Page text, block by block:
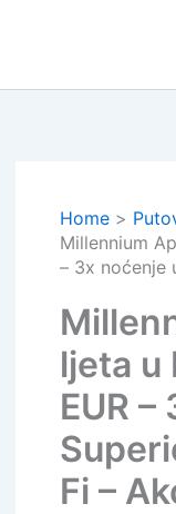
Home
Millennium
– 3x noćenje
ljeta u
EUR
Fi –